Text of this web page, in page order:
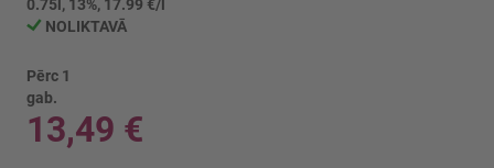
0.75l, 13%, 17.99 €/l
NOLIKTAVĀ
Pērc 1
gab.
13,49 €